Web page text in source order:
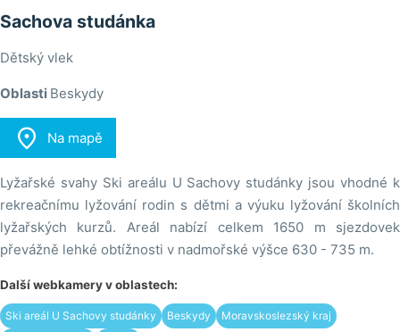
Sachova studánka
Dětský vlek
Oblasti Beskydy
 Na mapě
Lyžařské svahy Ski areálu U Sachovy studánky jsou vhodné k
rekreačnímu lyžování rodin s dětmi a výuku lyžování školních
lyžařských kurzů. Areál nabízí celkem 1650 m sjezdovek
převážně lehké obtížnosti v nadmořské výšce 630 - 735 m.
Další webkamery v oblastech:
Ski areál U Sachovy studánky Beskydy
Moravskoslezský kraj